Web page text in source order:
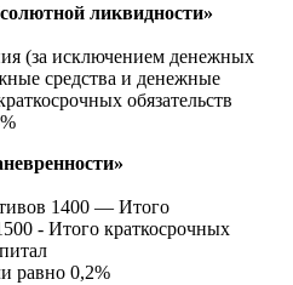
ликвидности»
(за исключением денежных
средства и денежные
обязательств
1400 — Итого
- Итого краткосрочных
равно 0,2%